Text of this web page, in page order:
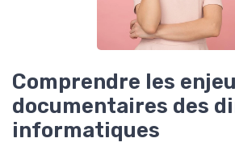
Comprendre les
documentaires des
informatiques